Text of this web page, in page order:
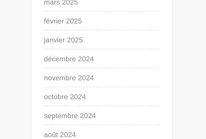
mars 2025
février 2025
janvier 2025
décembre 2024
novembre 2024
octobre 2024
septembre 2024
août 2024